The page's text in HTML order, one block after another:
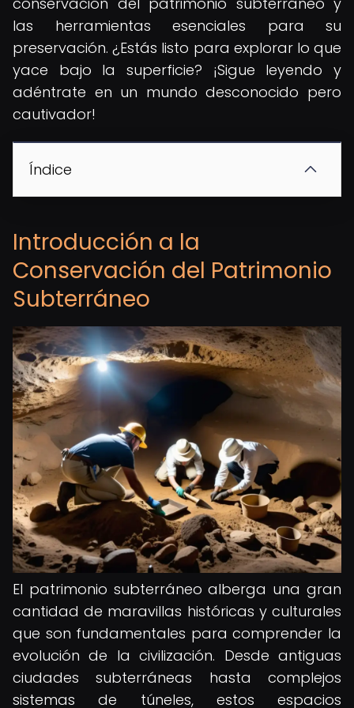
las herramientas esenciales para su
preservación. ¿Estás listo para explorar lo que
yace bajo la superficie? ¡Sigue leyendo y
adéntrate en un mundo desconocido pero
cautivador!
Índice
Introducción a la
Conservación del Patrimonio
Subterráneo
El patrimonio subterráneo alberga una gran
cantidad de maravillas históricas y culturales
que son fundamentales para comprender la
evolución de la civilización. Desde antiguas
ciudades subterráneas hasta complejos
sistemas de túneles, estos espacios